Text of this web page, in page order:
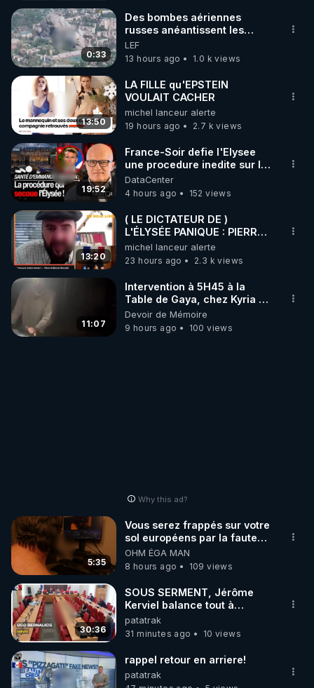
0:33
Des bombes aériennes
russes anéantissent les
centres de contrôle de
drones de 3 brigades
ukrainienne
LEF
13 hours ago
1.0 k views
13:50
LA FILLE qu'EPSTEIN
VOULAIT CACHER
michel lanceur alerte
19 hours ago
2.7 k views
19:52
France-Soir defie l'Elysee
une procedure inedite sur la
sante du president - Nexus
DataCenter
4 hours ago
152 views
13:20
( LE DICTATEUR DE )
L'ÉLYSÉE PANIQUE : PIERRE
GUILLAUME MERCADAL
BALANCE TOUT
michel lanceur alerte
23 hours ago
2.3 k views
11:07
Intervention à 5H45 à la
Table de Gaya, chez Kyria et
Manu. 6/08/2026 PARTAGEZ
!
Devoir de Mémoire
9 hours ago
100 views
Why this ad?
5:35
Vous serez frappés sur votre
sol européens par la faute
des dirigeants qui s'en
mettent dans le nez
OHM ÉGA MAN
8 hours ago
109 views
30:36
SOUS SERMENT, Jérôme
Kerviel balance tout à
l'Assemblée !.0.00-
patatrak
31 minutes ago
10 views
rappel retour en arriere!
patatrak